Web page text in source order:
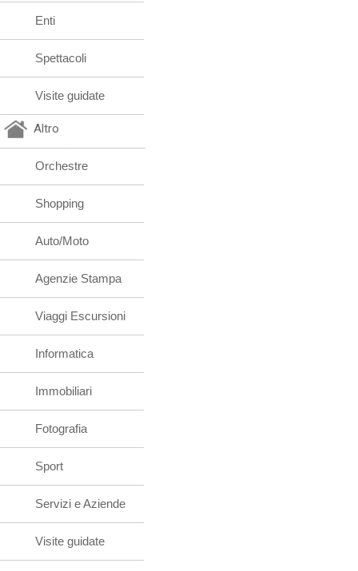
Enti
Spettacoli
Visite guidate
Altro
Orchestre
Shopping
Auto/Moto
Agenzie Stampa
Viaggi Escursioni
Informatica
Immobiliari
Fotografia
Sport
Servizi e Aziende
Visite guidate